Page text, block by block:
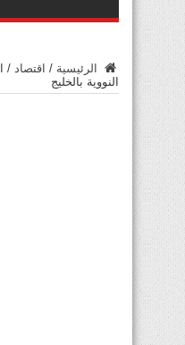
الرئيسية / اقتصاد /
النووية بالخليج